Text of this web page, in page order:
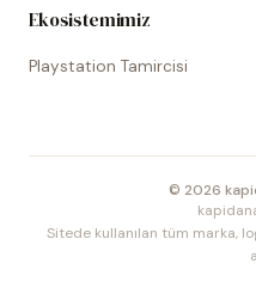
Ekosistemimiz
Playstation Tamircisi
© 2026
Sitede kullanılan tüm marka,